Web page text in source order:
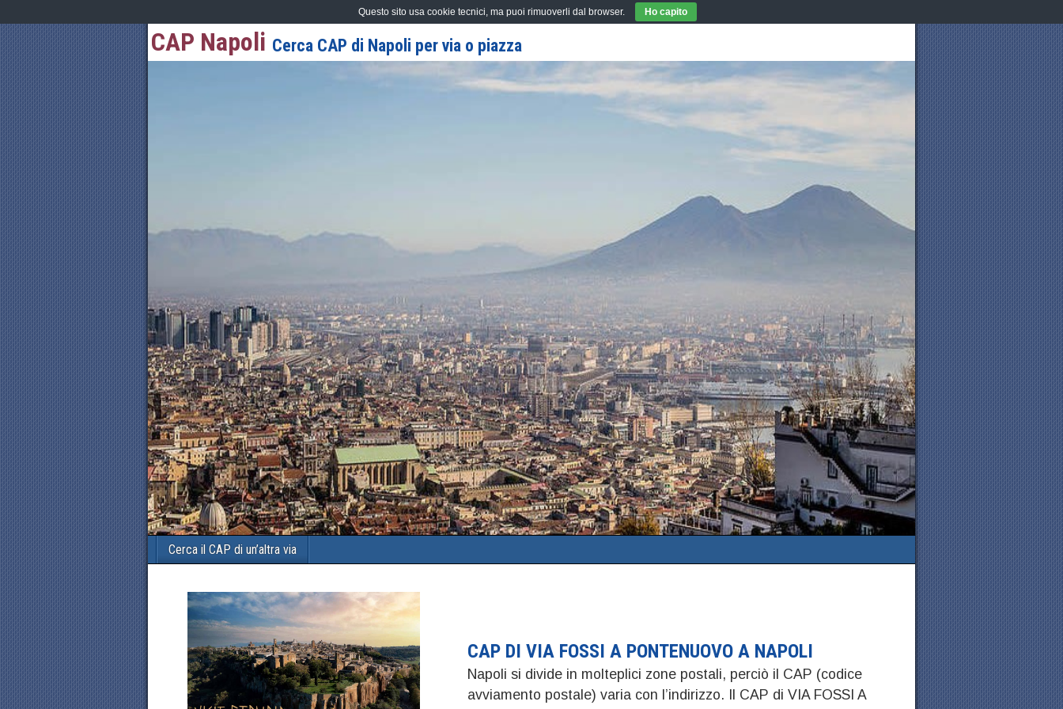
CAP Napoli Cerca CAP di Napoli per via o piazza
Cerca il CAP di un’altra via
CAP DI VIA FOSSI A PONTENUOVO A NAPOLI
Napoli si divide in molteplici zone postali, perciò il CAP (codice
avviamento postale) varia con l’indirizzo. Il CAP di VIA FOSSI A
Questo sito usa cookie tecnici, ma puoi rimuoverli dal browser. Ho capito